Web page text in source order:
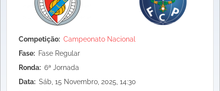
Competição
Campeonato Nacional
Fase
Fase Regular
Ronda
6ª Jornada
Data
Sáb, 15 Novembro, 2025, 14:30